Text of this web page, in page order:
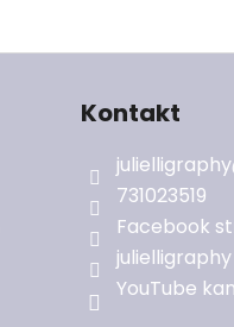
Kontakt
julielligraphy
731023519
Facebook
julielligraphy
YouTube